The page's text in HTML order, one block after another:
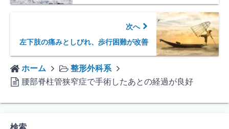
次へ
左下肢の痛みとしびれ、歩行困難が改善
ホーム
整形外科系
腰部脊柱管狭窄症で手術したあとの経過が良好
検索